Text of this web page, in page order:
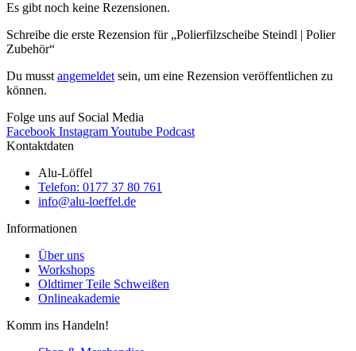
Es gibt noch keine Rezensionen.
Schreibe die erste Rezension für „Polierfilzscheibe Steindl | Polier
Zubehör“
Du musst angemeldet sein, um eine Rezension veröffentlichen zu
können.
Folge uns auf Social Media
Facebook InstagramYoutube Podcast
Kontaktdaten
Alu-Löffel
Telefon: 0177 37 80 761
info@alu-loeffel.de
Informationen
Über uns
Workshops
Oldtimer Teile Schweißen
Onlineakademie
Komm ins Handeln!